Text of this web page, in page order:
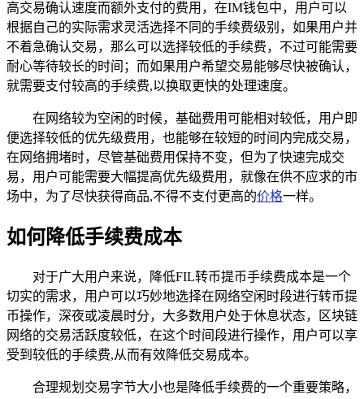
高交易确认速度而额外支付的费用，在IM钱包中，用户可以
根据自己的实际需求灵活选择不同的手续费级别，如果用户并
不着急确认交易，那么可以选择较低的手续费，不过可能需要
耐心等待较长的时间；而如果用户希望交易能够尽快被确认，
就需要支付较高的手续费,以换取更快的处理速度。
在网络较为空闲的时候，基础费用可能相对较低，用户即
便选择较低的优先级费用，也能够在较短的时间内完成交易，
在网络拥堵时，尽管基础费用保持不变，但为了快速完成交
易，用户可能需要大幅提高优先级费用，就像在供不应求的市
场中，为了尽快获得商品,不得不支付更高的价格一样。
如何降低手续费成本
对于广大用户来说，降低FIL转币提币手续费成本是一个
切实的需求，用户可以巧妙地选择在网络空闲时段进行转币提
币操作，深夜或凌晨时分，大多数用户处于休息状态，区块链
网络的交易活跃度较低，在这个时间段进行操作，用户可以享
受到较低的手续费,从而有效降低交易成本。
合理规划交易字节大小也是降低手续费的一个重要策略，